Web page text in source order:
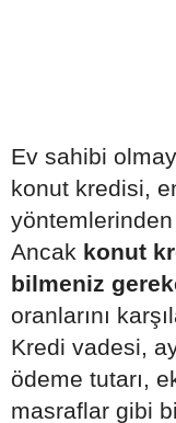
Ev sahibi
konut kredisi,
Ancak konut
bilmeniz
oranlarını
Kredi vadesi,
ödeme tutarı,
masraflar gibi